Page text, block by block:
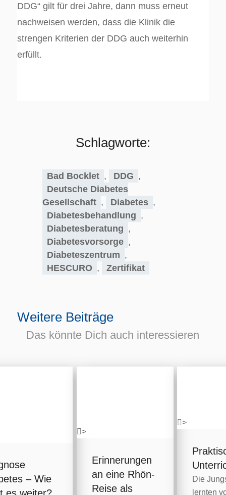
DDG“ gilt für drei Jahre, dann muss erneut
nachweisen werden, dass die Klinik die
strengen Kriterien der DDG auch weiterhin
erfüllt.
Schlagworte:
Bad Bocklet , DDG ,
Deutsche Diabetes
Gesellschaft , Diabetes ,
Diabetesbehandlung ,
Diabetesberatung ,
Diabetesvorsorge ,
Diabeteszentrum ,
HESCURO , Zertifikat
Weitere Beiträge
Das könnte Dich auch interessieren
– Wie
es weiter?
>
Erinnerungen
an eine Rhön-
Reise als
>
Die
lernten